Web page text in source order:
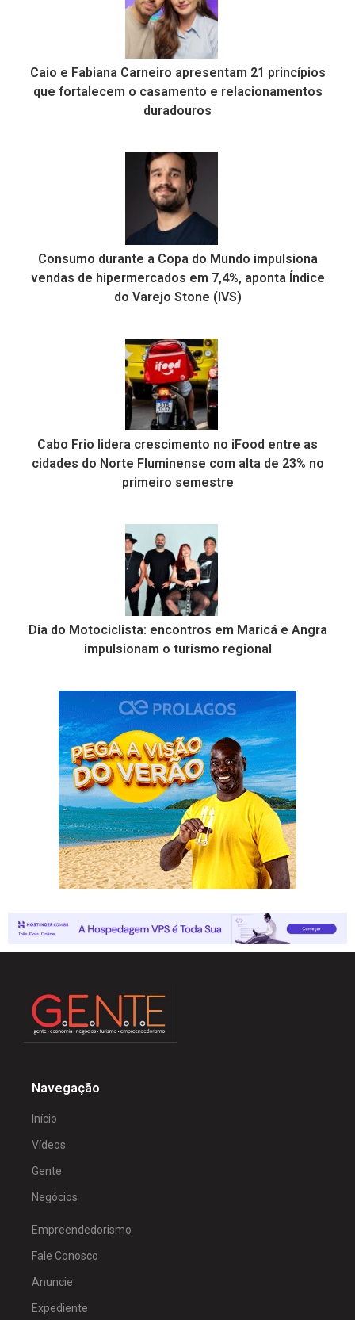
Caio e Fabiana Carneiro apresentam 21 princípios
que fortalecem o casamento e relacionamentos
duradouros
Consumo durante a Copa do Mundo impulsiona
vendas de hipermercados em 7,4%, aponta Índice
do Varejo Stone (IVS)
Cabo Frio lidera crescimento no iFood entre as
cidades do Norte Fluminense com alta de 23% no
primeiro semestre
Dia do Motociclista: encontros em Maricá e Angra
impulsionam o turismo regional
Navegação
Início
Vídeos
Gente
Negócios
Empreendedorismo
Fale Conosco
Anuncie
Expediente